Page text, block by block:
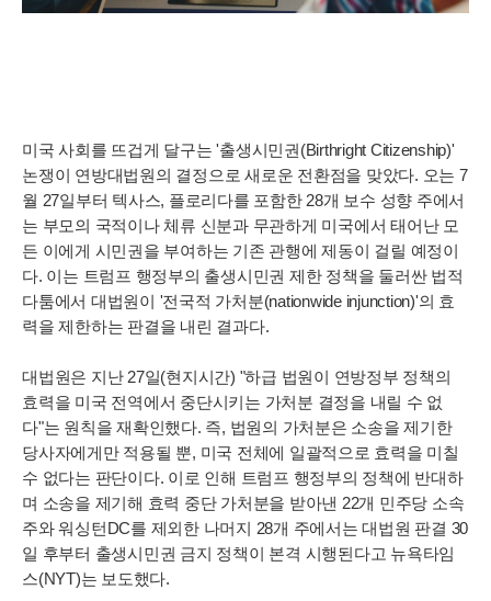
미국 사회를 뜨겁게 달구는 '출생시민권(Birthright Citizenship)'
논쟁이 연방대법원의 결정으로 새로운 전환점을 맞았다. 오는 7
월 27일부터 텍사스, 플로리다를 포함한 28개 보수 성향 주에서
는 부모의 국적이나 체류 신분과 무관하게 미국에서 태어난 모
든 이에게 시민권을 부여하는 기존 관행에 제동이 걸릴 예정이
다. 이는 트럼프 행정부의 출생시민권 제한 정책을 둘러싼 법적
다툼에서 대법원이 '전국적 가처분(nationwide injunction)'의 효
력을 제한하는 판결을 내린 결과다.
대법원은 지난 27일(현지시간) "하급 법원이 연방정부 정책의
효력을 미국 전역에서 중단시키는 가처분 결정을 내릴 수 없
다"는 원칙을 재확인했다. 즉, 법원의 가처분은 소송을 제기한
당사자에게만 적용될 뿐, 미국 전체에 일괄적으로 효력을 미칠
수 없다는 판단이다. 이로 인해 트럼프 행정부의 정책에 반대하
며 소송을 제기해 효력 중단 가처분을 받아낸 22개 민주당 소속
주와 워싱턴DC를 제외한 나머지 28개 주에서는 대법원 판결 30
일 후부터 출생시민권 금지 정책이 본격 시행된다고 뉴욕타임
스(NYT)는 보도했다.